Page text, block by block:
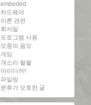
embeded
하드웨어
이론 관련
회사일
프로그램 사용
모종의 음모
게임
개소리 왈왈
아이디어!
파일방
분류가 모호한 글